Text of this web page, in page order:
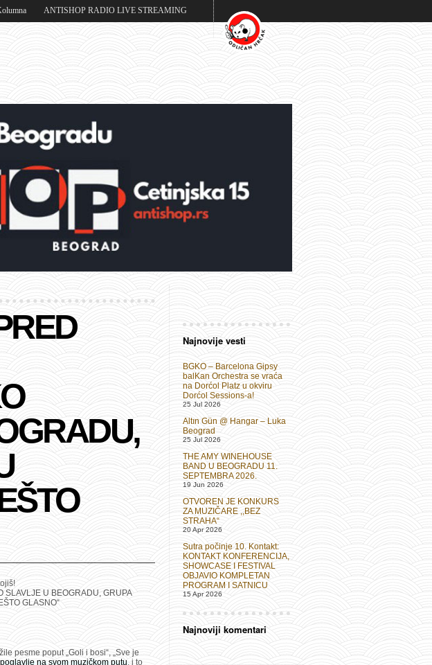
ANTISHOP RADIO LIVE STREAMING
SLAVLJE U BEOGRADU, GRUPA
GLASNO“
pesme poput „Goli i bosi“, „Sve je
na svom muzičkom putu, i to
Najnovije vesti
BGKO – Barcelona Gipsy
balKan Orchestra se vraća
na Dorćol Platz u okviru
Dorćol Sessions-a!
25 Jul 2026
Altın Gün @ Hangar – Luka
Beograd
25 Jul 2026
THE AMY WINEHOUSE
BAND U BEOGRADU 11.
SEPTEMBRA 2026.
19 Jun 2026
OTVOREN JE KONKURS
ZA MUZIČARE ,,BEZ
STRAHA“
20 Apr 2026
Sutra počinje 10. Kontakt:
KONTAKT KONFERENCIJA,
SHOWCASE I FESTIVAL
OBJAVIO KOMPLETAN
PROGRAM I SATNICU
15 Apr 2026
Najnoviji komentari